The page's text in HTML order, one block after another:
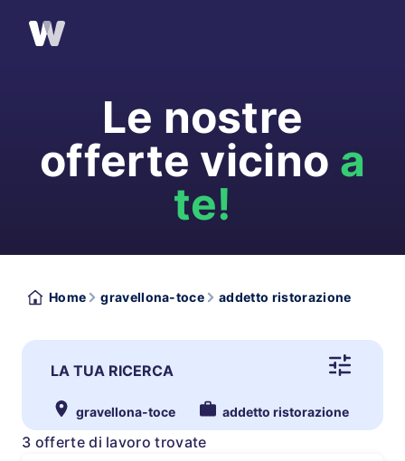
Le nostre
offerte vicino a
te!
Home gravellona-toce addetto ristorazione
LA TUA RICERCA
gravellona-toce addetto ristorazione
3 offerte di lavoro trovate